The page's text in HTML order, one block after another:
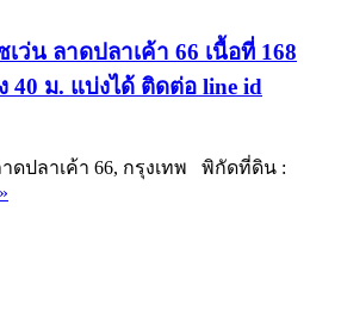
ว่น ลาดปลาเค้า 66 เนื้อที่ 168
40 ม. แบ่งได้ ติดต่อ line id
ดปลาเค้า 66, กรุงเทพ พิกัดที่ดิน :